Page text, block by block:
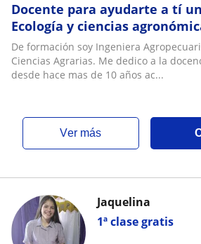
Docente para ayudarte a tí
Ecología y ciencias
De formación soy Ingeniera
Ciencias Agrarias. Me dedico a la
desde hace mas de 10 años ac...
ver más
1ª clase gratis
Jaquelina